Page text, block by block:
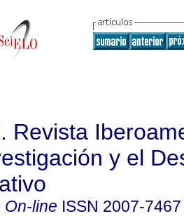
Revista
y el
On-line ISSN 2007-7467